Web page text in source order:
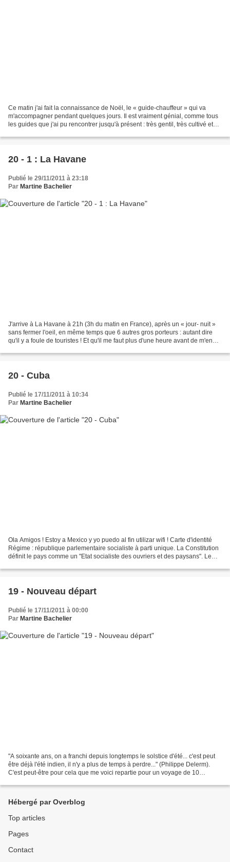
Ce matin j'ai fait la connaissance de Noël, le « guide-chauffeur » qui va
m'accompagner pendant quelques jours. Il est vraiment génial, comme tous
les guides que j'ai pu rencontrer jusqu'à présent : très gentil, très cultivé et
20 - 1 : La Havane
Publié le 29/11/2011 à 23:18
Par Martine Bachelier
J'arrive à La Havane à 21h (3h du matin en France), après un « jour- nuit »
sans fermer l'oeil, en même temps que 6 autres gros porteurs : autant dire
qu'il y a foule de touristes ! Et qu'il me faut plus d'une heure avant de m'en
20 - Cuba
Publié le 17/11/2011 à 10:34
Par Martine Bachelier
Ola Amigos ! Estoy a Mexico y yo puedo al fin utilizar wifi ! Carte d'identité
Régime : république parlementaire socialiste à parti unique. La Constitution
définit le pays comme un "Etat socialiste des ouvriers et des paysans". Le
19 - Nouveau départ
Publié le 17/11/2011 à 00:00
Par Martine Bachelier
"A soixante ans, on a franchi depuis longtemps le solstice d'été... c'est peut
être déjà l'été indien, il n'y a plus de temps à perdre..." (Philippe Delerm).
C'est peut-être pour cela que me voici repartie pour un voyage de 10
Hébergé par Overblog
Top articles
Pages
Contact